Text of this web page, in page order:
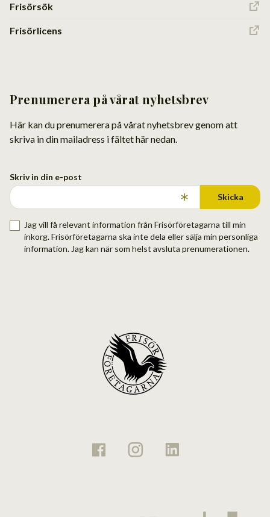
Frisörsök
Frisörlicens
Prenumerera på vårat nyhetsbrev
Här kan du prenumerera på vårat nyhetsbrev genom att
skriva in din mailadress i fältet här nedan.
Skriv in din e-post
Skicka
Jag vill få relevant information från Frisörföretagarna till min
inkorg. Frisörföretagarna ska inte dela eller sälja min personliga
information. Jag kan när som helst avsluta prenumerationen.